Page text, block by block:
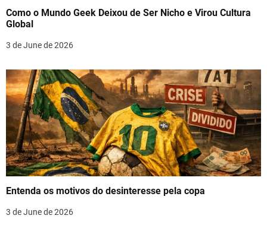
Como o Mundo Geek Deixou de Ser Nicho e Virou Cultura
Global
3 de June de 2026
Entenda os motivos do desinteresse pela copa
3 de June de 2026